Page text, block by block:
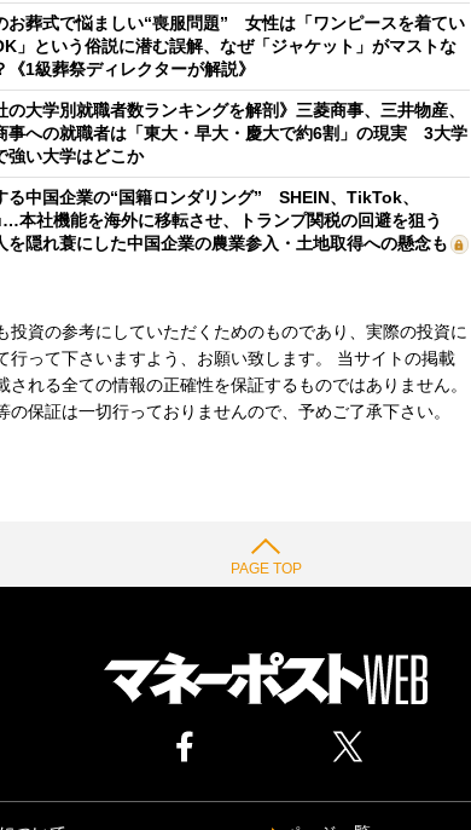
お葬式で悩ましい“喪服問題” 女性は「ワンピースを着てい
」という俗説に潜む誤解、なぜ「ジャケット」がマストな
《1級葬祭ディレクターが解説》
の大学別就職者数ランキングを解剖》三菱商事、三井物産、
事への就職者は「東大・早大・慶大で約6割」の現実 3大学
強い大学はどこか
る中国企業の“国籍ロンダリング” SHEIN、TikTok、
本社機能を海外に移転させ、トランプ関税の回避を狙う
を隠れ蓑にした中国企業の農業参入・土地取得への懸念も
資の参考にしていただくためのものであり、実際の投資に
行って下さいますよう、お願い致します。 当サイトの掲載
れる全ての情報の正確性を保証するものではありません。
保証は一切行っておりませんので、予めご了承下さい。
PAGE TOP